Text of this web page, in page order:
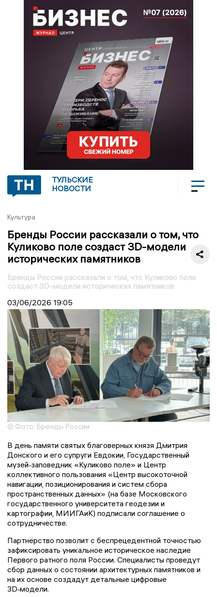
ТУЛЬСКИЕ
НОВОСТИ
Культура
Бренды России рассказали о том, что
Куликово поле создаст 3D-модели
исторических памятников
Бренды России рассказали о том, что Куликово поле
создаст 3D-модели исторических памятников
03/06/2026 19:05
© Фото: Бренды России
В день памяти святых благоверных князя Дмитрия
Донского и его супруги Евдокии, Государственный
музей‑заповедник «Куликово поле» и Центр
коллективного пользования «Центр высокоточной
навигации, позиционирования и систем сбора
пространственных данных» (на базе Московского
государственного университета геодезии и
картографии, МИИГАиК) подписали соглашение о
сотрудничестве.
Партнёрство позволит с беспрецедентной точностью
зафиксировать уникальное историческое наследие
Первого ратного поля России. Специалисты проведут
сбор данных о состоянии архитектурных памятников и
на их основе создадут детальные цифровые
3D‑модели.